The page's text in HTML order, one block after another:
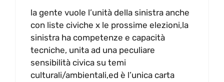
la gente vuole l’unità della sinistra anche
con liste civiche x le prossime elezioni,la
sinistra ha competenze e capacità
tecniche, unita ad una peculiare
sensibilità civica su temi
culturali/ambientali,ed è l’unica carta